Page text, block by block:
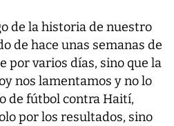
de la historia de nuestro
de hace unas semanas de
por varios días, sino que la
nos lamentamos y no lo
de fútbol contra Haití,
por los resultados, sino